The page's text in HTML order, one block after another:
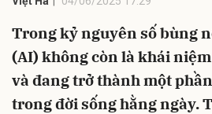
Trong kỷ nguyên số bùng
(AI) không còn là khái
và đang trở thành một
trong đời sống hằng ngày.